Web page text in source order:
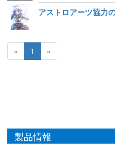
« 1 »
製品情報